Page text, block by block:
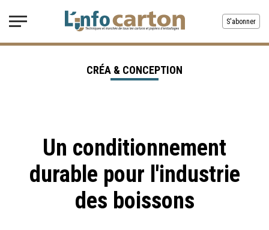
S'abonner
Un conditionnement
durable pour l'industrie
des boissons
CRÉA & CONCEPTION